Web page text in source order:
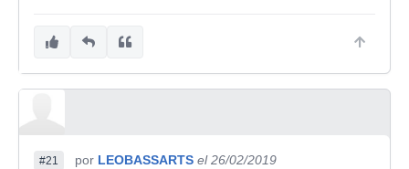
#21 por LEOBASSARTS el 26/02/2019